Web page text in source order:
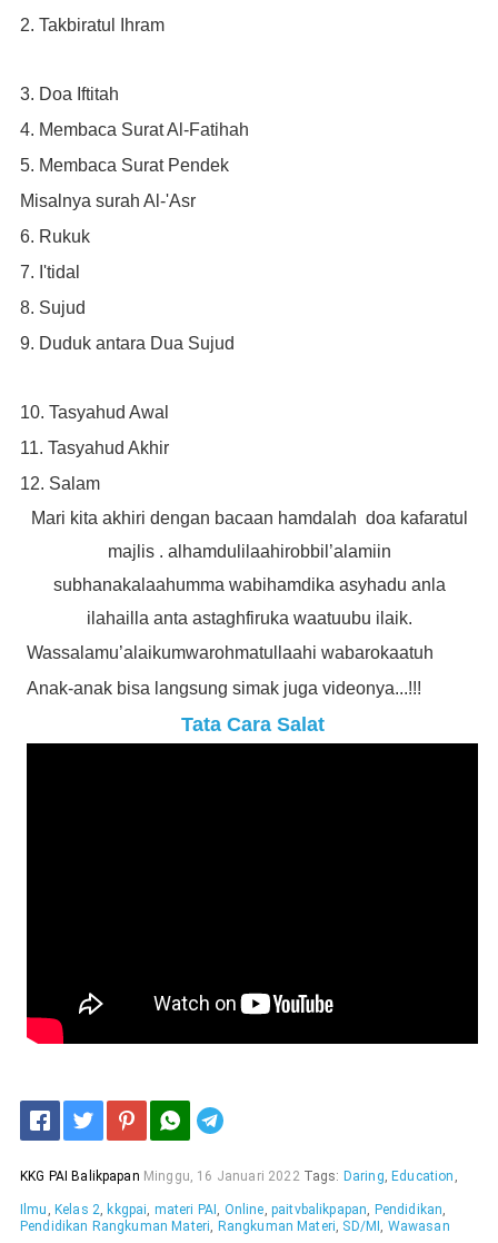
2. Takbiratul Ihram
3. Doa Iftitah
4. Membaca Surat Al-Fatihah
5. Membaca Surat Pendek
Misalnya surah Al-'Asr
6. Rukuk
7. I'tidal
8. Sujud
9. Duduk antara Dua Sujud
10. Tasyahud Awal
11. Tasyahud Akhir
12. Salam
Mari kita akhiri dengan bacaan hamdalah doa kafaratul
majlis . alhamdulilaahirobbil’alamiin
subhanakalaahumma wabihamdika asyhadu anla
ilahailla anta astaghfiruka waatuubu ilaik.
Wassalamu’alaikumwarohmatullaahi wabarokaatuh
Anak-anak bisa langsung simak juga videonya...!!!
Tata Cara Salat
KKG PAI Balikpapan Minggu, 16 Januari 2022 Tags: Daring, Education ,
Ilmu , Kelas 2, kkgpai, materi PAI , Online, paitvbalikpapan, Pendidikan,
Pendidikan Rangkuman Materi, Rangkuman Materi, SD/MI , Wawasan